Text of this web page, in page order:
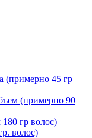
(примерно 45 гр
(примерно 90
гр волос)
волос)